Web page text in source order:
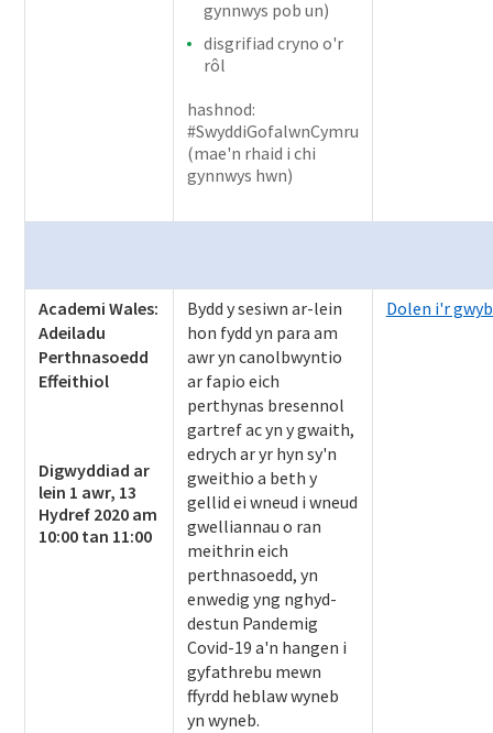
gynnwys pob un)
disgrifiad cryno o'r
rôl
hashnod:
#SwyddiGofalwnCymru
(mae'n rhaid i chi
gynnwys hwn)
Academi Wales:
Adeiladu
Perthnasoedd
Effeithiol
Digwyddiad ar
lein 1 awr, 13
Hydref 2020 am
10:00 tan 11:00
Bydd y sesiwn ar-lein
hon fydd yn para am
awr yn canolbwyntio
ar fapio eich
perthynas bresennol
gartref ac yn y gwaith,
edrych ar yr hyn sy'n
gweithio a beth y
gellid ei wneud i wneud
gwelliannau o ran
meithrin eich
perthnasoedd, yn
enwedig yng nghyd-
destun Pandemig
Covid-19 a'n hangen i
gyfathrebu mewn
ffyrdd heblaw wyneb
yn wyneb.
Dolen i'r